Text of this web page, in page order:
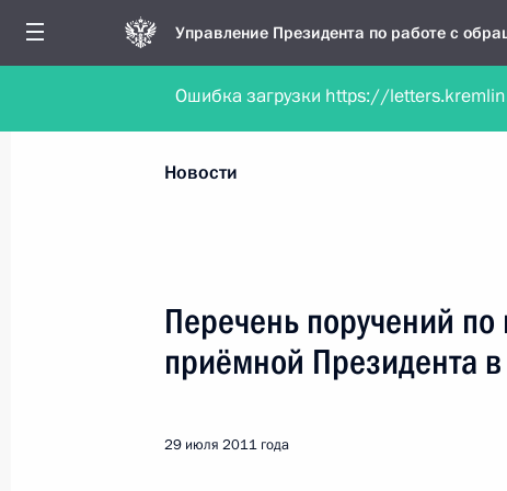
Управление Президента по работе с
Обратиться в форме электронного
Все новости
Новости
Перечень поручений
приёмной Президента
29 июля 2011 года
Ошибка загрузки https://